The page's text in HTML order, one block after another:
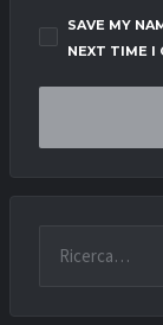
SAVE MY
NEXT TIME I